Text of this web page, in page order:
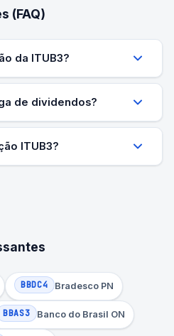
(FAQ)
da ITUB3?
de dividendos?
ITUB3?
BBDC4 Bradesco PN
BBAS3 Banco do Brasil ON